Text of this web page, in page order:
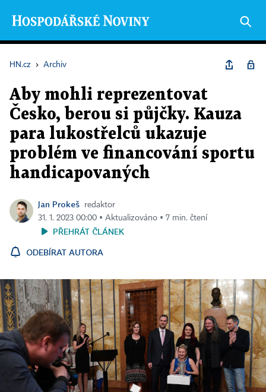
HN.cz › Archiv
Aby mohli reprezentovat
Česko, berou si půjčky. Kauza
para lukostřelců ukazuje
problém ve financování sportu
handicapovaných
Jan Prokeš
redaktor
31. 1. 2023 00:00 ▪ Aktualizováno ▪ 7 min. čtení
PŘEHRÁT ČLÁNEK
ODEBÍRAT AUTORA